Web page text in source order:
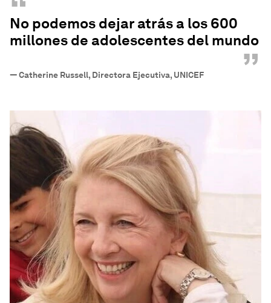
“
No podemos dejar atrás a los 600
millones de adolescentes del mundo
”
—Catherine Russell, Directora Ejecutiva, UNICEF